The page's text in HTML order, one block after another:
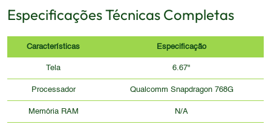
Especificações Técnicas Completas
Características Especificação
Tela 6.67"
Processador Qualcomm Snapdragon 768G
Memória RAM N/A